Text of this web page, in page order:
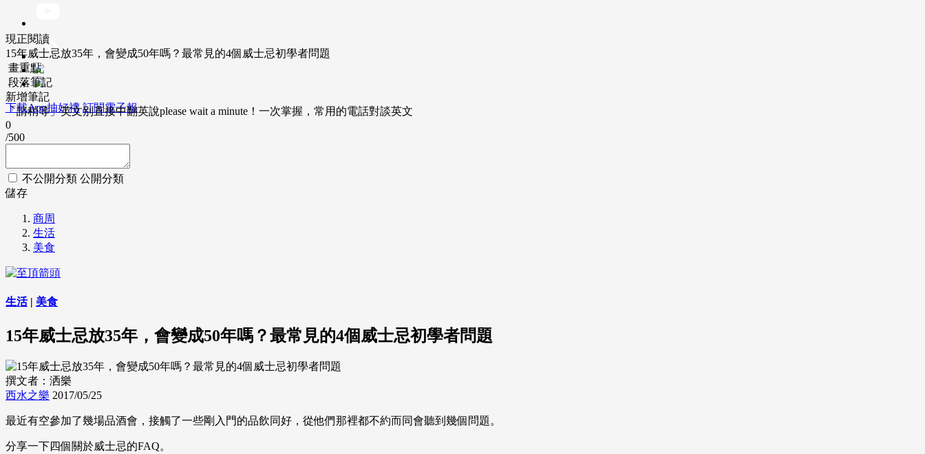
下載App抽好禮 訂閱電子報
現正閱讀
15年威士忌放35年，會變成50年嗎？最常見的4個威士忌初學者問題
畫重點
段落筆記
新增筆記
「請稍等」英文別直接中翻英說please wait a minute！一次掌握，常用的電話對談英文
0
/500
不公開分類 公開分類
儲存
商周
生活
美食
生活| 美食
15年威士忌放35年，會變成50年嗎？最常見的4個威士忌初學者問題
撰文者：洒樂
西水之樂 2017/05/25
最近有空參加了幾場品酒會，接觸了一些剛入門的品飲同好，從他們那裡都不約而同會聽到幾個問題。
分享一下四個關於威士忌的FAQ。